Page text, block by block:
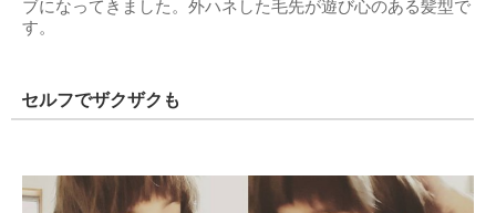
ブになってきました。外ハネした毛先が遊び心のある髪型で
す。
セルフでザクザクも